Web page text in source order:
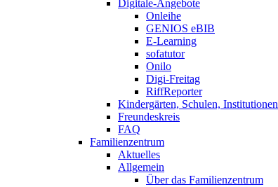
Digitale-Angebote
Onleihe
GENIOS eBIB
E-Learning
sofatutor
Onilo
Digi-Freitag
RiffReporter
Kindergärten, Schulen, Institutionen
Freundeskreis
FAQ
Familienzentrum
Aktuelles
Allgemein
Über das Familienzentrum